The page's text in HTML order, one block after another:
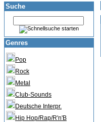
Suche
Genres
Pop
Rock
Metal
Club-Sounds
Deutsche Interpr.
Hip Hop/Rap/R'n'B